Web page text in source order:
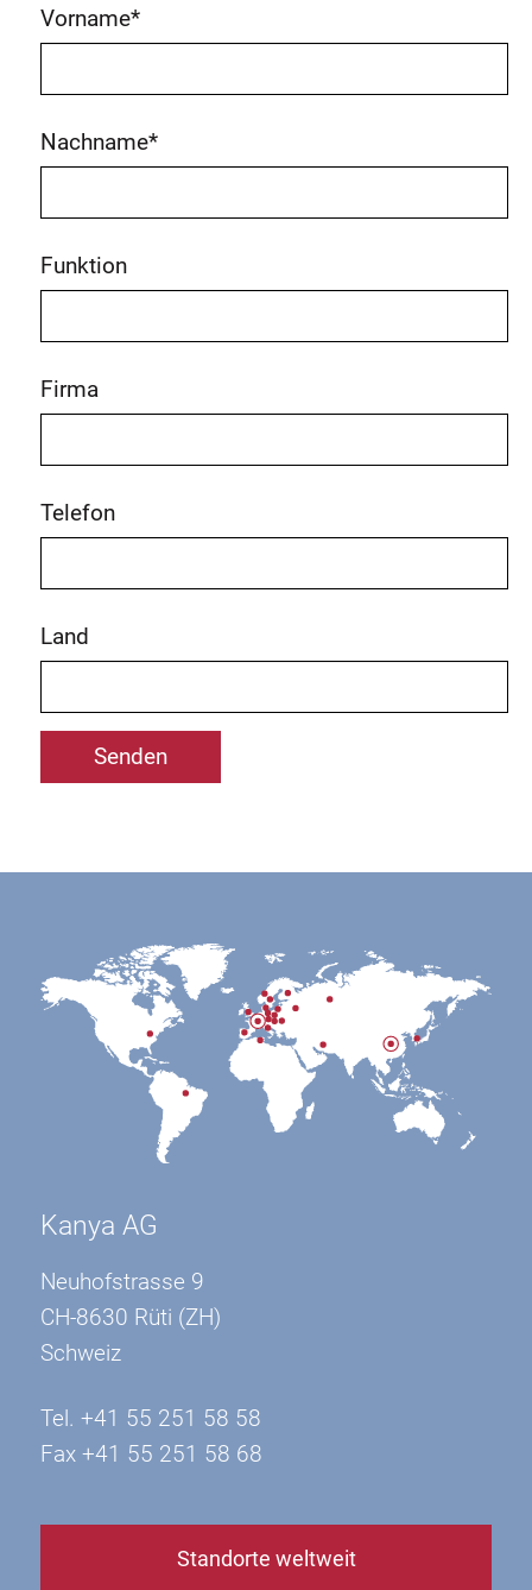
Vorname*
Nachname*
Funktion
Firma
Telefon
Land
Kanya AG
Neuhofstrasse 9
CH-8630 Rüti (ZH)
Schweiz
Tel. +41 55 251 58 58
Fax +41 55 251 58 68
Standorte weltweit